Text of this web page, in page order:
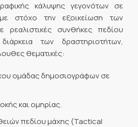
κάλυψης γεγονότων σε
στόχο την εξοικείωση των
ρεαλιστικές συνθήκες πεδίου
των δραστηριοτήτων,
θεματικές:
ομάδας δημοσιογράφων σε
και ομηρίας.
πεδίου μάχης (Tactical